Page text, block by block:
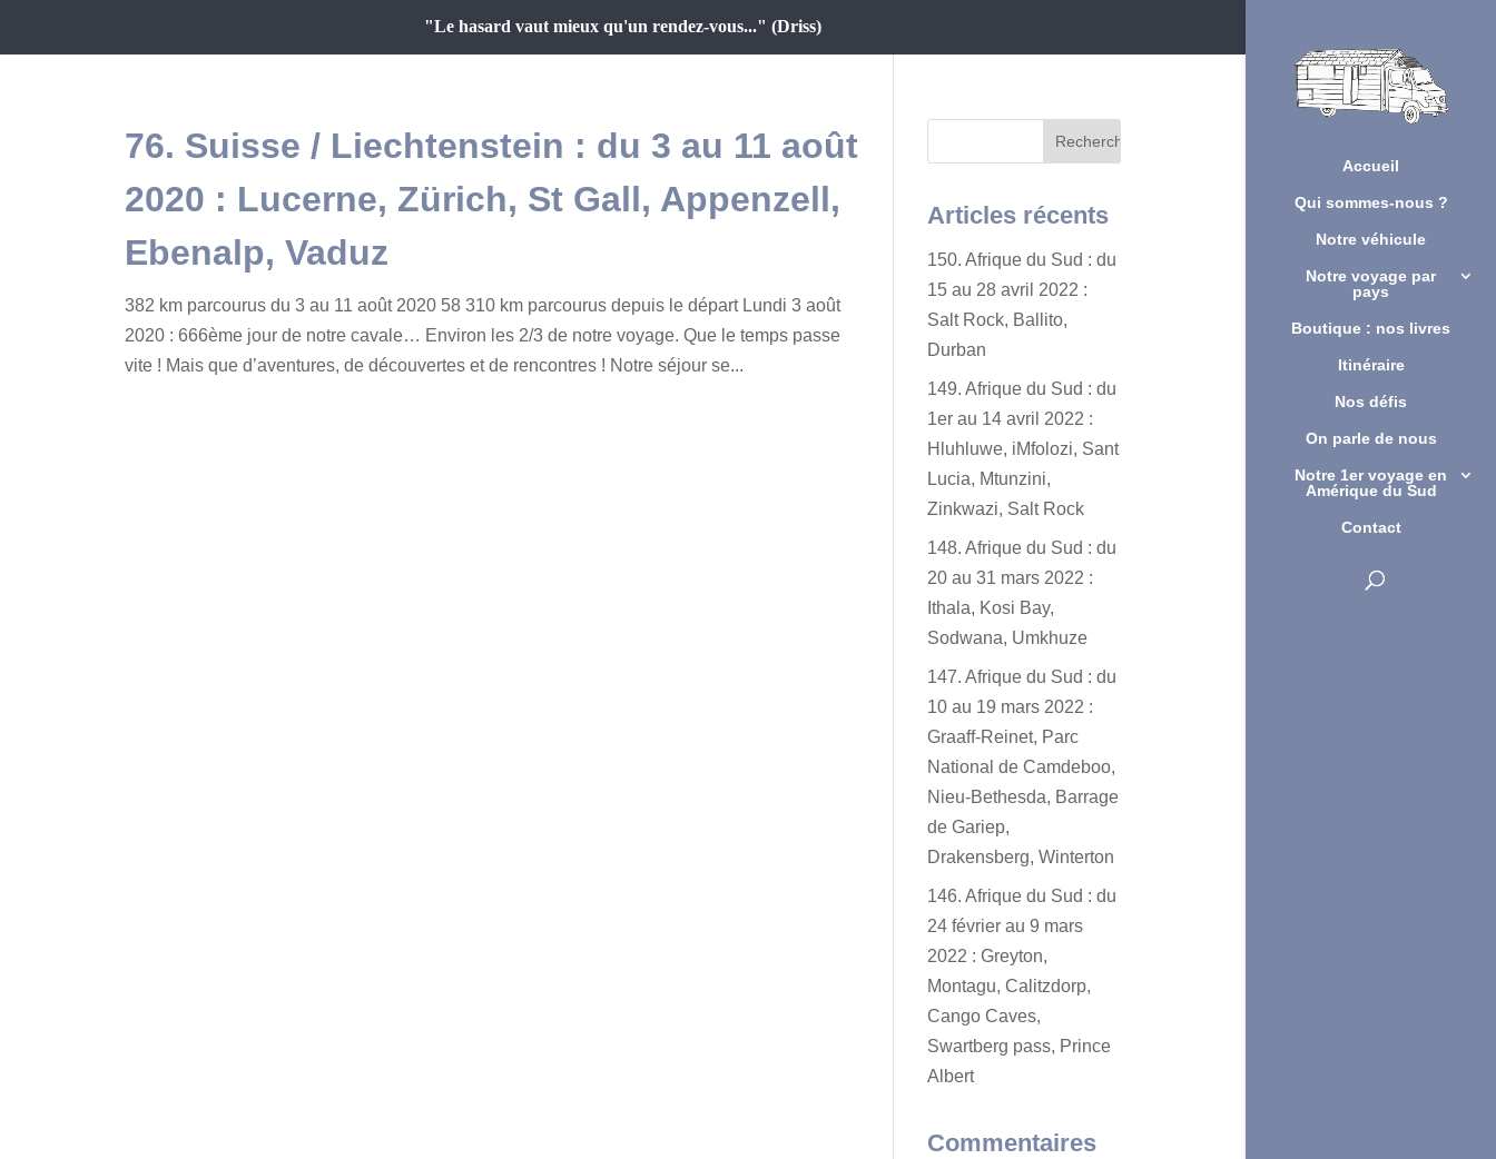
"Le hasard vaut mieux qu'un rendez-vous..." (Driss)
Accueil
Qui sommes-nous ?
Notre véhicule
Notre voyage par
pays
Boutique : nos livres
Itinéraire
Nos défis
On parle de nous
Notre 1er voyage en
Amérique du Sud
Contact
76. Suisse / Liechtenstein : du 3 au 11 août
2020 : Lucerne, Zürich, St Gall, Appenzell,
Ebenalp, Vaduz
382 km parcourus du 3 au 11 août 2020 58 310 km parcourus depuis le départ Lundi 3 août
2020 : 666ème jour de notre cavale… Environ les 2/3 de notre voyage. Que le temps passe
vite ! Mais que d’aventures, de découvertes et de rencontres ! Notre séjour se...
Articles récents
150. Afrique du Sud : du
15 au 28 avril 2022 :
Salt Rock, Ballito,
Durban
149. Afrique du Sud : du
1er au 14 avril 2022 :
Hluhluwe, iMfolozi, Sant
Lucia, Mtunzini,
Zinkwazi, Salt Rock
148. Afrique du Sud : du
20 au 31 mars 2022 :
Ithala, Kosi Bay,
Sodwana, Umkhuze
147. Afrique du Sud : du
10 au 19 mars 2022 :
Graaff-Reinet, Parc
National de Camdeboo,
Nieu-Bethesda, Barrage
de Gariep,
Drakensberg, Winterton
146. Afrique du Sud : du
24 février au 9 mars
2022 : Greyton,
Montagu, Calitzdorp,
Cango Caves,
Swartberg pass, Prince
Albert
Commentaires